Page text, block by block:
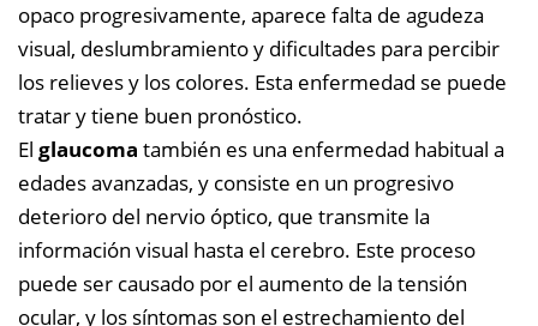
opaco progresivamente, aparece falta de agudeza
visual, deslumbramiento y dificultades para percibir
los relieves y los colores. Esta enfermedad se puede
tratar y tiene buen pronóstico.
El glaucoma también es una enfermedad habitual a
edades avanzadas, y consiste en un progresivo
deterioro del nervio óptico, que transmite la
información visual hasta el cerebro. Este proceso
puede ser causado por el aumento de la tensión
ocular, y los síntomas son el estrechamiento del